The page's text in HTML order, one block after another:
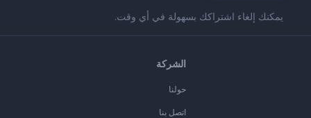
يمكنك إلغاء اشتراكك بسهولة في أي وقت.
الشركة
حولنا
اتصل بنا